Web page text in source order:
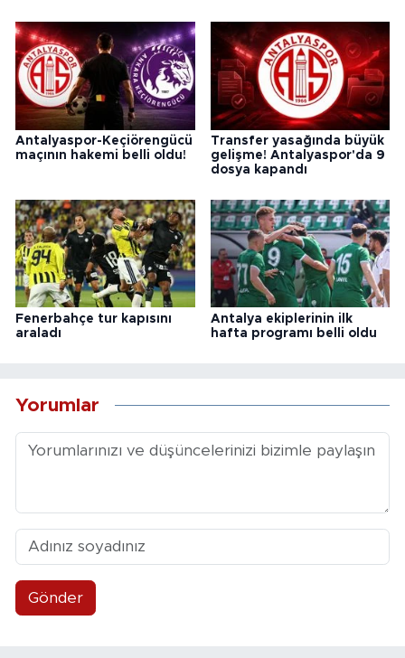
Antalyaspor-Keçiörengücü
maçının hakemi belli oldu!
Transfer yasağında büyük
gelişme! Antalyaspor'da 9
dosya kapandı
Fenerbahçe tur kapısını
araladı
Antalya ekiplerinin ilk
hafta programı belli oldu
Yorumlar
Gönder